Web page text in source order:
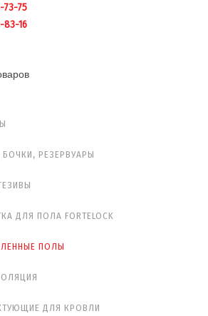
73-75
83-16
РЕЗЕРВУАРЫ
ДЛЯ ПОЛА FORTELOCK
ПОЛЫ
ДЛЯ КРОВЛИ